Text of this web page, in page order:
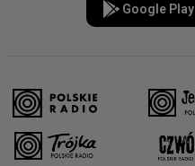
Google Play